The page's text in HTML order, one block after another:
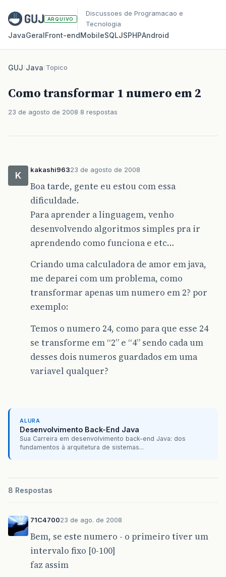
ARQUIVO
Discussoes de Programacao e
Tecnologia
JavaGeralFront‑endMobileSQLJSPHPAndroid
GUJ/Java/Topico
Como transformar 1 numero em 2
23 de agosto de 2008 8 respostas
K
kakashi96323 de agosto de 2008
Boa tarde, gente eu estou com essa
dificuldade.
Para aprender a linguagem, venho
desenvolvendo algoritmos simples pra ir
aprendendo como funciona e etc…
Criando uma calculadora de amor em java,
me deparei com um problema, como
transformar apenas um numero em 2? por
exemplo:
Temos o numero 24, como para que esse 24
se transforme em “2” e “4” sendo cada um
desses dois numeros guardados em uma
variavel qualquer?
ALURA
Desenvolvimento Back-End Java
Sua Carreira em desenvolvimento back-end Java: dos
fundamentos à arquitetura de sistemas...
8 Respostas
71C470023 de ago. de 2008
Bem, se este numero - o primeiro tiver um
intervalo fixo [0-100]
faz assim